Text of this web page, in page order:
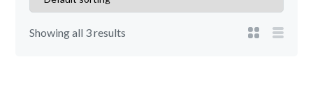
Showing all 3 results